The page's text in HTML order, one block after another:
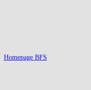
Homepage BFS